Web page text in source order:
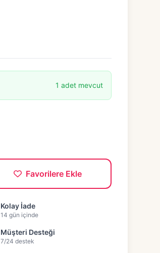
1 adet mevcut
Favorilere Ekle
Kolay İade
14 gün içinde
Müşteri Desteği
7/24 destek